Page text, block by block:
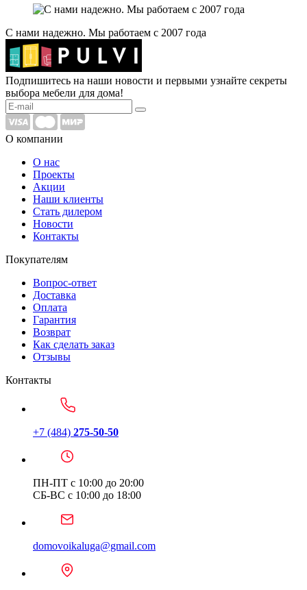
С нами надежно. Мы работаем с 2007 года
Подпишитесь на наши новости и первыми узнайте секреты
выбора мебели для дома!
О компании
О нас
Проекты
Акции
Наши клиенты
Стать дилером
Новости
Контакты
Покупателям
Вопрос-ответ
Доставка
Оплата
Гарантия
Возврат
Как сделать заказ
Отзывы
Контакты
+7 (484) 275-50-50
ПН-ПТ с 10:00 до 20:00
СБ-ВС с 10:00 до 18:00
domovoikaluga@gmail.com